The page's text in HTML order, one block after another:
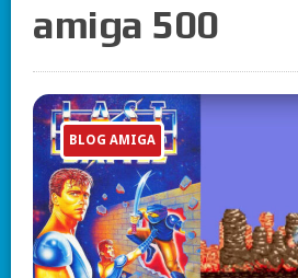
amiga 500
BLOG AMIGA